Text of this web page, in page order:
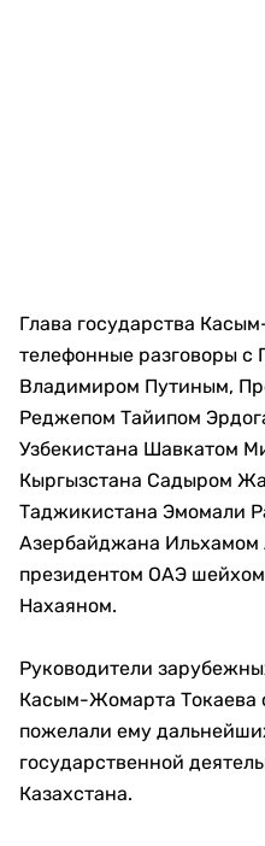
Глава государства
телефонные разговоры с
Владимиром Путиным,
Реджепом Тайипом
Узбекистана Шавкатом
Кыргызстана Садыром
Таджикистана Эмомали
Азербайджана
президентом ОАЭ
Нахаяном.
Руководители
Касым-Жомарта Токаева
пожелали ему
государственной
Казахстана.